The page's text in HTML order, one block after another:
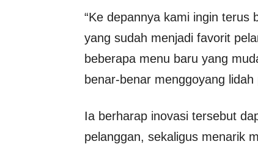
“Ke depannya kami ingin terus
yang sudah menjadi favorit
beberapa menu baru yang
benar-benar menggoyang
Ia berharap inovasi tersebut
pelanggan, sekaligus menarik